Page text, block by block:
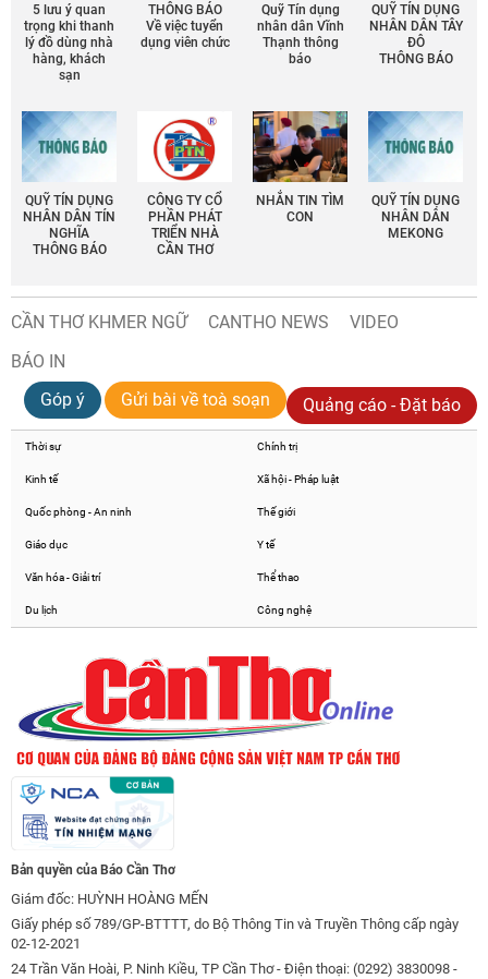
5 lưu ý quan
trọng khi thanh
lý đồ dùng nhà
hàng, khách
sạn
THÔNG BÁO
Về việc tuyển
dụng viên chức
Quỹ Tín dụng
nhân dân Vĩnh
Thạnh thông
báo
QUỸ TÍN DỤNG
NHÂN DÂN TÂY
ĐÔ
THÔNG BÁO
QUỸ TÍN DỤNG
NHÂN DÂN TÍN
NGHĨA
THÔNG BÁO
CÔNG TY CỔ
PHẦN PHÁT
TRIỂN NHÀ
CẦN THƠ
NHẮN TIN TÌM
CON
QUỸ TÍN DỤNG
NHÂN DÂN
MEKONG
CẦN THƠ KHMER NGỮ CANTHO NEWS
VIDEO
BÁO IN
Góp ý
Gửi bài về toà soạn Quảng cáo - Đặt báo
Thời sự Chính trị
Kinh tế Xã hội - Pháp luật
Quốc phòng - An ninh Thế giới
Giáo dục Y tế
Văn hóa - Giải trí Thể thao
Du lịch Công nghệ
Bản quyền của Báo Cần Thơ
Giám đốc: HUỲNH HOÀNG MẾN
Giấy phép số 789/GP-BTTTT, do Bộ Thông Tin và Truyền Thông cấp ngày
02-12-2021
24 Trần Văn Hoài, P. Ninh Kiều, TP Cần Thơ - Điện thoại: (0292) 3830098 -